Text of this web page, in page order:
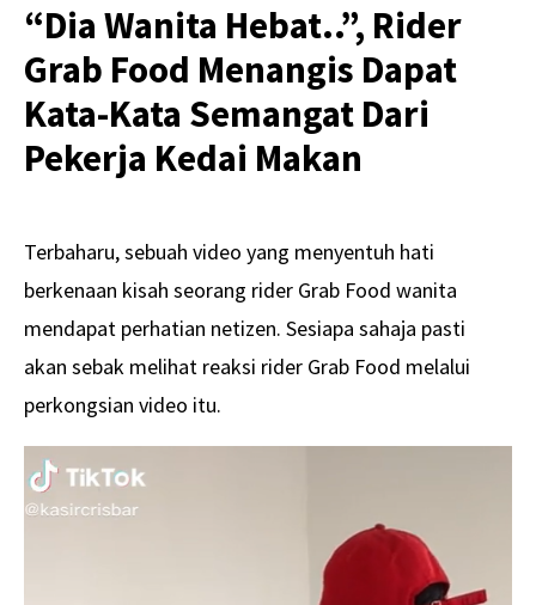
“Dia Wanita Hebat..”, Rider
Grab Food Menangis Dapat
Kata-Kata Semangat Dari
Pekerja Kedai Makan
Terbaharu, sebuah video yang menyentuh hati
berkenaan kisah seorang rider Grab Food wanita
mendapat perhatian netizen. Sesiapa sahaja pasti
akan sebak melihat reaksi rider Grab Food melalui
perkongsian video itu.